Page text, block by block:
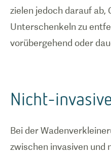
zielen jedoch darauf ab,
Unterschenkeln zu
vorübergehend oder
Nicht-
Bei der
zwischen invasiven und